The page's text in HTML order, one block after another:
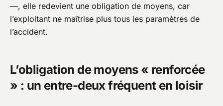
—, elle redevient une obligation de moyens, car
l’exploitant ne maîtrise plus tous les paramètres de
l’accident.
L’obligation de moyens « renforcée
» : un entre-deux fréquent en loisir